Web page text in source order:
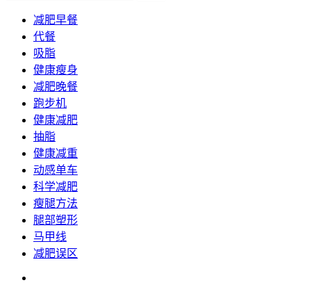
减肥早餐
代餐
吸脂
健康瘦身
减肥晚餐
跑步机
健康减肥
抽脂
健康减重
动感单车
科学减肥
瘦腿方法
腿部塑形
马甲线
减肥误区